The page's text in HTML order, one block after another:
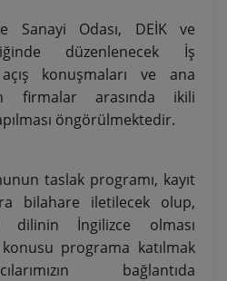
Sanayi Odası, DEİK ve
düzenlenecek İş
konuşmaları ve ana
firmalar arasında ikili
öngörülmektedir.
taslak programı, kayıt
bilahare iletilecek olup,
dilinin İngilizce olması
programa katılmak
bağlantıda